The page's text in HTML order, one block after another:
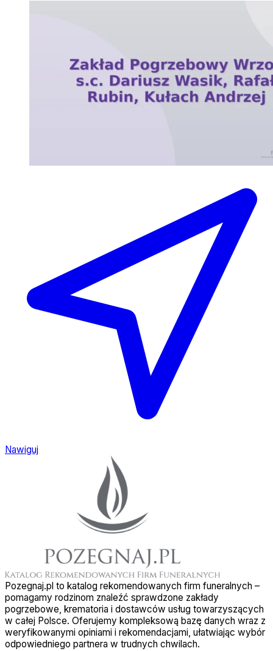
Nawiguj
Pozegnaj.pl to katalog rekomendowanych firm funeralnych –
pomagamy rodzinom znaleźć sprawdzone zakłady
pogrzebowe, krematoria i dostawców usług towarzyszących
w całej Polsce. Oferujemy kompleksową bazę danych wraz z
weryfikowanymi opiniami i rekomendacjami, ułatwiając wybór
odpowiedniego partnera w trudnych chwilach.